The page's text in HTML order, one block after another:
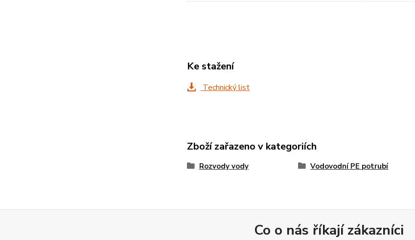
Ke stažení
Technický list
Zboží zařazeno v kategoriích
Rozvody vody Vodovodní PE potrubí
Co o nás říkají zákazníci